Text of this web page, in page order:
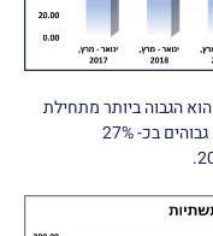
קצב החשבונות בשנת 2023 הוא הגבוה ביותר מתחילת
תקופת המדידה. החשבונות שהוגשו ברבעון זה גבוהים בכ- 27%